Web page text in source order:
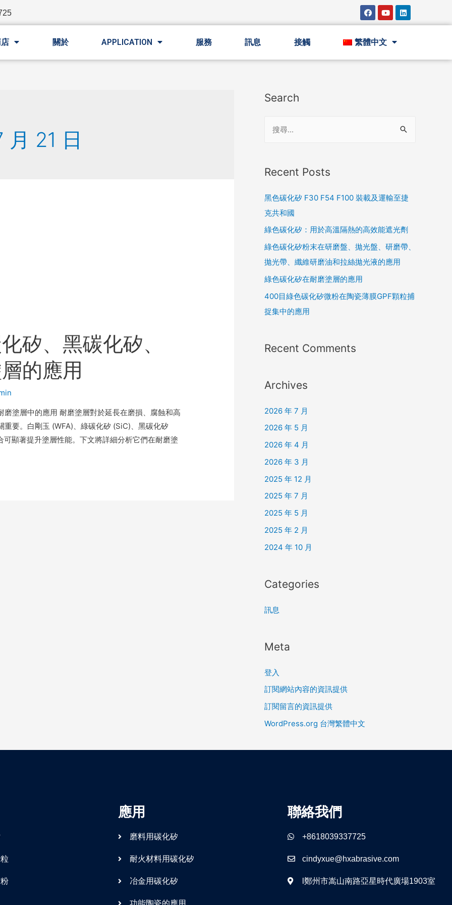
關於 APPLICATION 服務 訊息 接觸 繁體中文
21 日
矽、黑碳化矽、
的應用
塗層中的應用 耐磨塗層對於延長在磨損、腐蝕和高
要。白剛玉 (WFA)、綠碳化矽 (SiC)、黑碳化矽
顯著提升塗層性能。下文將詳細分析它們在耐磨塗
Search
Recent Posts
黑色碳化矽 F30 F54 F100 裝載及運輸至捷
克共和國
綠色碳化矽：用於高溫隔熱的高效能遮光劑
綠色碳化矽粉末在研磨盤、拋光盤、研磨帶、
拋光帶、纖維研磨油和拉絲拋光液的應用
綠色碳化矽在耐磨塗層的應用
400目綠色碳化矽微粉在陶瓷薄膜GPF顆粒捕
捉集中的應用
Recent Comments
Archives
2026 年 7 月
2026 年 5 月
2026 年 4 月
2026 年 3 月
2025 年 12 月
2025 年 7 月
2025 年 5 月
2025 年 2 月
2024 年 10 月
Categories
訊息
Meta
登入
訂閱網站內容的資訊提供
訂閱留言的資訊提供
WordPress.org 台灣繁體中文
應用
磨料用碳化矽
耐火材料用碳化矽
冶金用碳化矽
聯絡我們
+8618039337725
cindyxue@hxabrasive.com
l鄭州市嵩山南路亞星時代廣場1903室